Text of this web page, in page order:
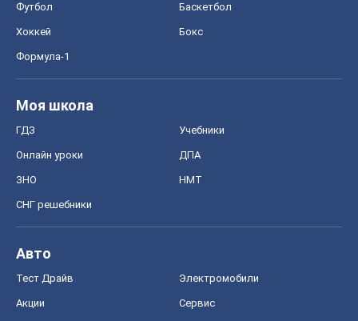
Футбол Баскетбол
Хоккей Бокс
Формула-1
Моя школа
ГДЗ Учебники
Онлайн уроки ДПА
ЗНО НМТ
СНГ решебники
Авто
Тест Драйв Электромобили
Акции Сервис